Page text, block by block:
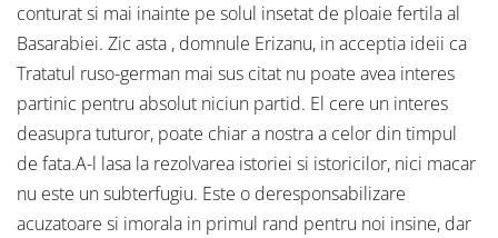
conturat si mai inainte pe solul insetat de ploaie fertila al
Basarabiei. Zic asta , domnule Erizanu, in acceptia ideii ca
Tratatul ruso-german mai sus citat nu poate avea interes
partinic pentru absolut niciun partid. El cere un interes
deasupra tuturor, poate chiar a nostra a celor din timpul
de fata.A-l lasa la rezolvarea istoriei si istoricilor, nici macar
nu este un subterfugiu. Este o deresponsabilizare
acuzatoare si imorala in primul rand pentru noi insine, dar